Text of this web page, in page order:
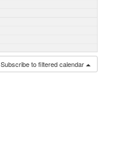
Subscribe to filtered calendar